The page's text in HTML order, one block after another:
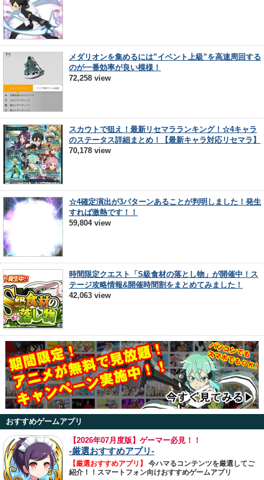
メダリオンを集めるには”イベント上級”を高速周回する
のが一番効率が良い模様！
72,258 view
スカウトで狙え！最新リセマラランキング！☆4キャラ
のステータス詳細まとめ！【最新キャラ対応リセマラ】
70,178 view
☆4確定演出が3パターンあることが判明しました！発生
すれば激熱です！！
59,804 view
時間限定クエスト「S級食材の落とし物」が開催中！ス
テージ攻略情報&開催時間割をまとめてみました！
42,063 view
おすすめゲームアプリ
【2026年07月度版】ゲーマー必見！！
-厳選おすすめアプリ-
【厳選おすすめアプリ】
今ハマるコンテンツを厳選してご
紹介！！スマートフォン向けおすすめゲームアプリ